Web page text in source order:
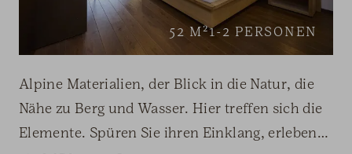
1-2 PERSONEN
52 M²
Alpine Materialien, der Blick in die Natur, die
Nähe zu Berg und Wasser. Hier treffen sich die
Elemente. Spüren Sie ihren Einklang, erleben